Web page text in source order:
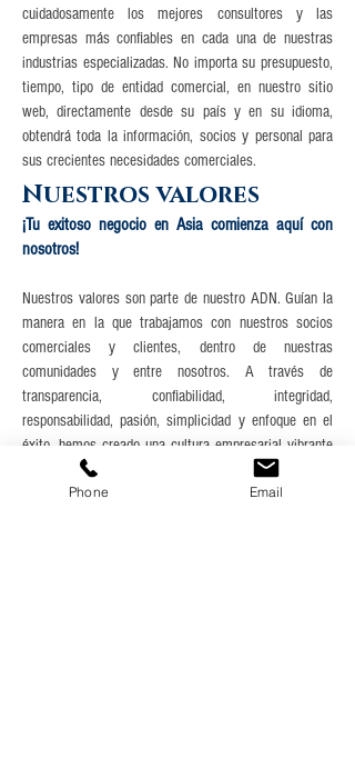
cuidadosamente los mejores consultores y las
empresas más confiables en cada una de nuestras
industrias especializadas. No importa su presupuesto,
tiempo, tipo de entidad comercial, en nuestro sitio
web, directamente desde su país y en su idioma,
obtendrá toda la información, socios y personal para
sus crecientes necesidades comerciales.
Nuestros valores
¡Tu exitoso negocio en Asia comienza aquí con
nosotros!
Nuestros valores son parte de nuestro ADN. Guían la
manera en la que trabajamos con nuestros socios
comerciales y clientes, dentro de nuestras
comunidades y entre nosotros. A través de
transparencia, confiabilidad, integridad,
responsabilidad, pasión, simplicidad y enfoque en el
éxito, hemos creado una cultura empresarial vibrante
donde las ideas pueden florecer, las personas pueden
prosperar y el éxito puede florecer.
Phone Email